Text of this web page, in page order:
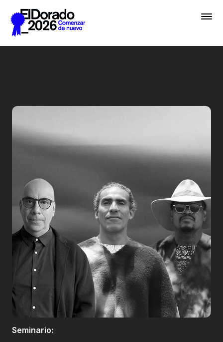
Saltar al contenido principal
Inscribir
Boletería
Seminario: